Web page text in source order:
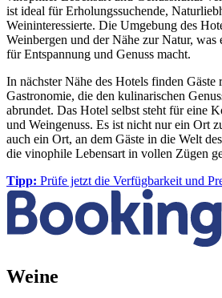
ist ideal für Erholungssuchende,
Weininteressierte. Die Umgebung des
Weinbergen und der Nähe zur Natur, was
für Entspannung und Genuss macht.
In nächster Nähe des Hotels finden Gäste
Gastronomie, die den kulinarischen
abrundet. Das Hotel selbst steht für eine
und Weingenuss. Es ist nicht nur ein Ort
auch ein Ort, an dem Gäste in die Welt
die vinophile Lebensart in vollen Zügen
Tipp: Prüfe jetzt die Verfügbarkeit und
Weine